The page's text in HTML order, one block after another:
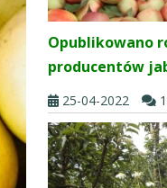
Opublikowano
producentów
25-04-2022 1